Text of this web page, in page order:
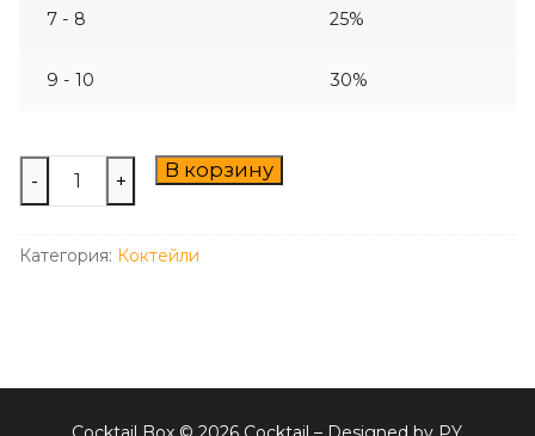
7 - 8 25%
9 - 10 30%
Количество
товара
“B-
- + В корзину
Категория: Коктейли